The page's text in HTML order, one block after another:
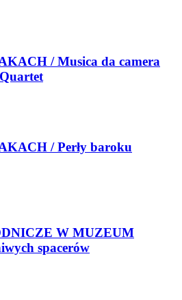
/ Musica da camera
/ Perły baroku
W MUZEUM
spacerów